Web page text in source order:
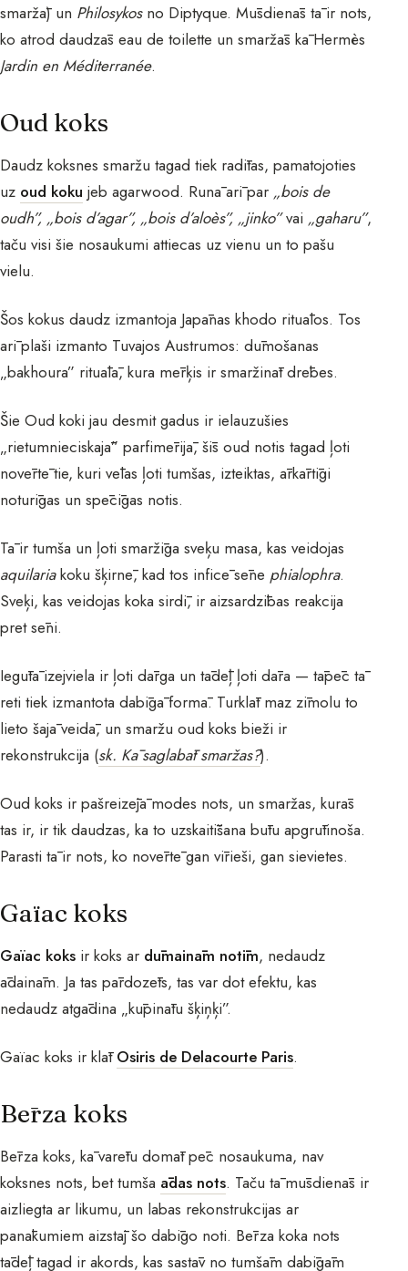
smaržā) un Philosykosno Diptyque. Mūsdienās tā ir nots,
ko atrod daudzās eau de toilette un smaržās kā Hermès
Jardin en Méditerranée.
Oud koks
Daudz koksnes smaržu tagad tiek radītas, pamatojoties
uz oud koku jeb agarwood. Runā arī par „bois de
oudh”, „bois d’agar”, „bois d’aloès”, „jinko”vai „gaharu”,
taču visi šie nosaukumi attiecas uz vienu un to pašu
vielu.
Šos kokus daudz izmantoja Japānas khodo rituālos. Tos
arī plaši izmanto Tuvajos Austrumos: dūmošanas
„bakhoura” rituālā, kura mērķis ir smaržināt drēbes.
Šie Oud koki jau desmit gadus ir ielauzušies
„rietumnieciskajā” parfimērijā, šīs oud notis tagad ļoti
novērtē tie, kuri vēlas ļoti tumšas, izteiktas, ārkārtīgi
noturīgas un spēcīgas notis.
Tā ir tumša un ļoti smaržīga sveķu masa, kas veidojas
aquilariakoku šķirnē, kad tos inficē sēne phialophra.
Sveķi, kas veidojas koka sirdī, ir aizsardzības reakcija
pret sēni.
Iegūtā izejviela ir ļoti dārga un tādēļ ļoti dāra — tāpēc tā
reti tiek izmantota dabīgā formā. Turklāt maz zīmolu to
lieto šajā veidā, un smaržu oud koks bieži ir
rekonstrukcija (sk. Kā saglabāt smaržas?).
Oud koks ir pašreizējā modes nots, un smaržas, kurās
tas ir, ir tik daudzas, ka to uzskaitīšana būtu apgrūtinoša.
Parasti tā ir nots, ko novērtē gan vīrieši, gan sievietes.
Gaïac koks
Gaïac koks ir koks ar dūmainām notīm, nedaudz
ādainām. Ja tas pārdozēts, tas var dot efektu, kas
nedaudz atgādina „kūpinātu šķiņķi”.
Gaïac koks ir klātOsiris de Delacourte Paris.
Bērza koks
Bērza koks, kā varētu domāt pēc nosaukuma, nav
koksnes nots, bet tumša ādas nots. Taču tā mūsdienās ir
aizliegta ar likumu, un labas rekonstrukcijas ar
panākumiem aizstāj šo dabīgo noti. Bērza koka nots
tādēļ tagad ir akords, kas sastāv no tumšām dabīgām